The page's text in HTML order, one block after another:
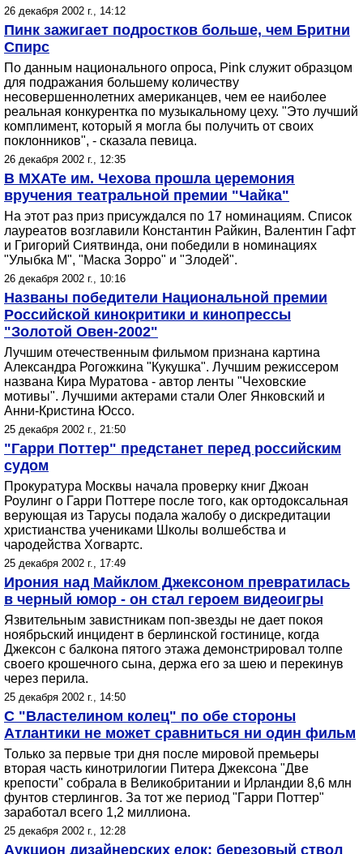
26 декабря 2002 г., 14:12
Пинк зажигает подростков больше, чем Бритни
Спирс
По данным национального опроса, Pink служит образцом
для подражания большему количеству
несовершеннолетних американцев, чем ее наиболее
реальная конкурентка по музыкальному цеху. "Это лучший
комплимент, который я могла бы получить от своих
поклонников", - сказала певица.
26 декабря 2002 г., 12:35
В МХАТе им. Чехова прошла церемония
вручения театральной премии "Чайка"
На этот раз приз присуждался по 17 номинациям. Список
лауреатов возглавили Константин Райкин, Валентин Гафт
и Григорий Сиятвинда, они победили в номинациях
"Улыбка М", "Маска Зорро" и "Злодей".
26 декабря 2002 г., 10:16
Названы победители Национальной премии
Российской кинокритики и кинопрессы
"Золотой Овен-2002"
Лучшим отечественным фильмом признана картина
Александра Рогожкина "Кукушка". Лучшим режиссером
названа Кира Муратова - автор ленты "Чеховские
мотивы". Лучшими актерами стали Олег Янковский и
Анни-Кристина Юссо.
25 декабря 2002 г., 21:50
"Гарри Поттер" предстанет перед российским
судом
Прокуратура Москвы начала проверку книг Джоан
Роулинг о Гарри Поттере после того, как ортодоксальная
верующая из Тарусы подала жалобу о дискредитации
христианства учениками Школы волшебства и
чародейства Хогвартс.
25 декабря 2002 г., 17:49
Ирония над Майклом Джексоном превратилась
в черный юмор - он стал героем видеоигры
Язвительным завистникам поп-звезды не дает покоя
ноябрьский инцидент в берлинской гостинице, когда
Джексон с балкона пятого этажа демонстрировал толпе
своего крошечного сына, держа его за шею и перекинув
через перила.
25 декабря 2002 г., 14:50
С "Властелином колец" по обе стороны
Атлантики не может сравниться ни один фильм
Только за первые три дня после мировой премьеры
вторая часть кинотрилогии Питера Джексона "Две
крепости" собрала в Великобритании и Ирландии 8,6 млн
фунтов стерлингов. За тот же период "Гарри Поттер"
заработал всего 1,2 миллиона.
25 декабря 2002 г., 12:28
Аукцион дизайнерских елок: березовый ствол